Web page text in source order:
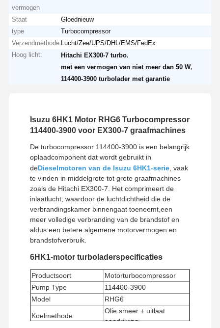
vermogen
Staat
Gloednieuw
type
Turbocompressor
Verzendmethode
Lucht/Zee/UPS/DHL/EMS/FedEx
Hoog licht:
Hitachi EX300-7 turbo
met een vermogen van niet meer dan 50 W,
114400-3900 turbolader met garantie
Isuzu 6HK1 Motor RHG6 Turbocompressor
114400-3900 voor EX300-7 graafmachines
De turbocompressor 114400-3900 is een belangrijk
oplaadcomponent dat wordt gebruikt in
deDieselmotoren van de Isuzu 6HK1-serie, vaak
te vinden in middelgrote tot grote graafmachines
zoals de Hitachi EX300-7. Het comprimeert de
inlaatlucht, waardoor de luchtdichtheid die de
verbrandingskamer binnengaat toeneemt,een
meer volledige verbranding van de brandstof en
aldus een betere algemene motorvermogen en
brandstofverbruik.
6HK1-motor turboladerspecificaties
Productsoort
Motorturbocompressor
Pump Type
114400-3900
Model
RHG6
Koelmethode
Olie smeer + uitlaat
aandrijving